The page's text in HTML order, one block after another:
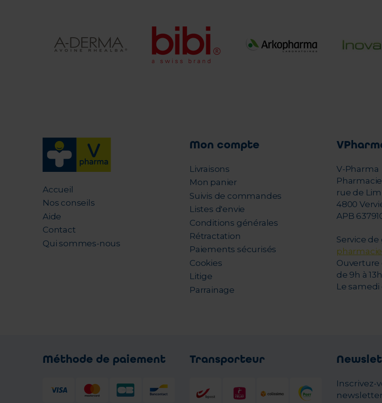
Accueil
Nos conseils
Aide
Contact
Qui sommes-nous
Mon compte
Livraisons
Mon panier
Suivis de commandes
Listes d'envie
Conditions générales
Rétractation
Paiements sécurisés
Cookies
Litige
Parrainage
V-Pharma
rue de
4800
APB
Service de
Ouverture
de 9h à
Le samedi
Méthode de paiement Transporteur
Inscrivez-